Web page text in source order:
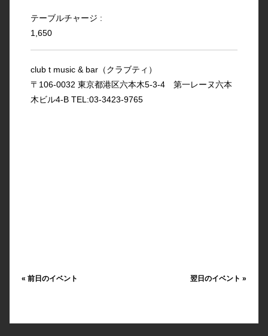
テーブルチャージ :
1,650
club t music & bar（クラブティ）
〒106-0032 東京都港区六本木5-3-4 第一レーヌ六本
木ビル4-B TEL:03-3423-9765
« 前日のイベント 翌日のイベント»